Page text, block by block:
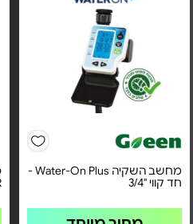
מחשב השקיה Water-On Plus -
חד קווי "3/4